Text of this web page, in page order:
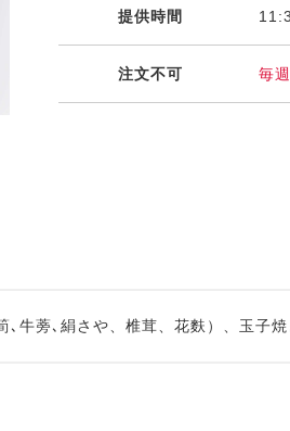
提供時間
注文不可 毎
牛蒡､絹さや、椎茸、花麩）、玉子